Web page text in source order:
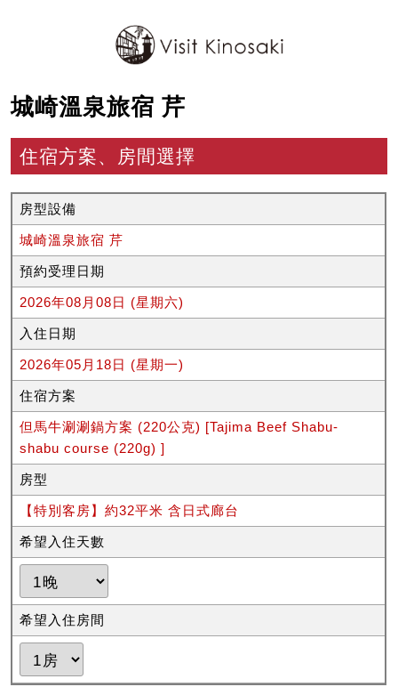
城崎溫泉旅宿 芹
住宿方案、房間選擇
房型設備
城崎溫泉旅宿 芹
預約受理日期
2026年08月08日 (星期六)
入住日期
2026年05月18日 (星期一)
住宿方案
但馬牛涮涮鍋方案 (220公克) [Tajima Beef Shabu-
shabu course (220g) ]
房型
【特別客房】約32平米 含日式廊台
希望入住天數
希望入住房間